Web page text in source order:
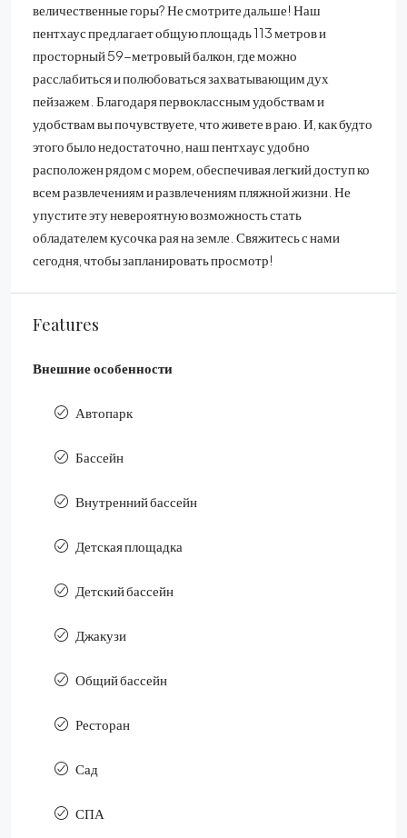
величественные горы? Не смотрите дальше! Наш
пентхаус предлагает общую площадь 113 метров и
просторный 59-метровый балкон, где можно
расслабиться и полюбоваться захватывающим дух
пейзажем. Благодаря первоклассным удобствам и
удобствам вы почувствуете, что живете в раю. И, как будто
этого было недостаточно, наш пентхаус удобно
расположен рядом с морем, обеспечивая легкий доступ ко
всем развлечениям и развлечениям пляжной жизни. Не
упустите эту невероятную возможность стать
обладателем кусочка рая на земле. Свяжитесь с нами
сегодня, чтобы запланировать просмотр!
Features
Внешние особенности
Автопарк
Бассейн
Внутренний бассейн
Детская площадка
Детский бассейн
Джакузи
Общий бассейн
Ресторан
Сад
СПА